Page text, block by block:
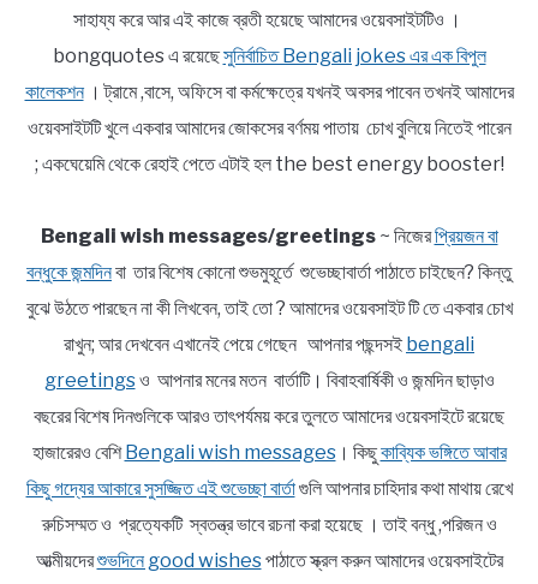
সাহায্য করে আর এই কাজে ব্রতী হয়েছে আমাদের ওয়েবসাইটটিও ।
bongquotes এ রয়েছেসুনির্বাচিত Bengali jokes এর এক বিপুল
কালেকশন। ট্রামে ,বাসে, অফিসে বা কর্মক্ষেত্রে যখনই অবসর পাবেন তখনই আমাদের
ওয়েবসাইটটি খুলে একবার আমাদের জোকসের বর্ণময় পাতায় চোখ বুলিয়ে নিতেই পারেন
; একঘেয়েমি থেকে রেহাই পেতে এটাই হল the best energy booster!
Bengali wish messages/greetings~ নিজেরপ্রিয়জন বা
বন্ধুকে জন্মদিনবা তার বিশেষ কোনো শুভমুহূর্তে শুভেচ্ছাবার্তা পাঠাতে চাইছেন? কিন্তু
বুঝে উঠতে পারছেন না কী লিখবেন, তাই তো ? আমাদের ওয়েবসাইট টি তে একবার চোখ
রাখুন; আর দেখবেন এখানেই পেয়ে গেছেন আপনার পছন্দসই bengali
greetingsও আপনার মনের মতন বার্তাটি। বিবাহবার্ষিকী ও জন্মদিন ছাড়াও
বছরের বিশেষ দিনগুলিকে আরও তাৎপর্যময় করে তুলতে আমাদের ওয়েবসাইটে রয়েছে
হাজারেরও বেশিBengali wish messages। কিছুকাব্যিক ভঙ্গিতে আবার
কিছু গদ্যের আকারে সুসজ্জিত এই শুভেচ্ছা বার্তাগুলি আপনার চাহিদার কথা মাথায় রেখে
রুচিসম্মত ও প্রত্যেকটি স্বতন্ত্র ভাবে রচনা করা হয়েছে । তাই বন্ধু ,পরিজন ও
আত্মীয়দেরশুভদিনে good wishesপাঠাতে স্ক্রল করুন আমাদের ওয়েবসাইটের